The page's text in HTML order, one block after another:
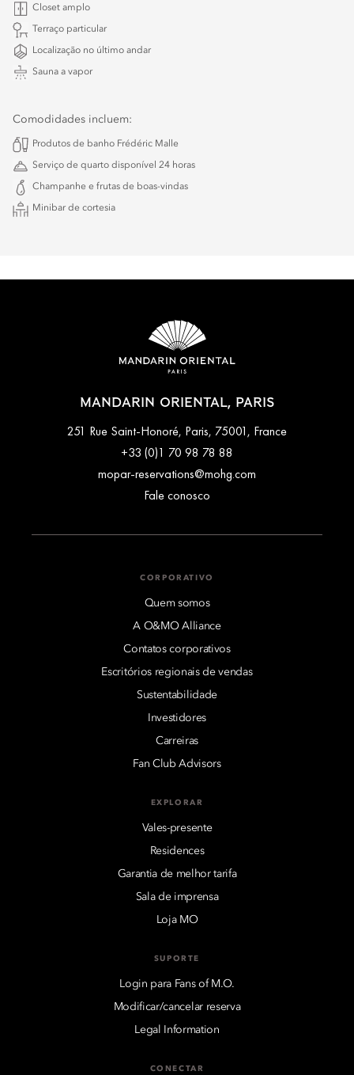
Closet amplo
Terraço particular
Localização no último andar
Sauna a vapor
Comodidades incluem:
Produtos de banho Frédéric Malle
Serviço de quarto disponível 24 horas
Champanhe e frutas de boas-vindas
Minibar de cortesia
MANDARIN ORIENTAL, PARIS
251 Rue Saint-Honoré, Paris, 75001, France
+33 (0)1 70 98 78 88
mopar-reservations@mohg.com
Fale conosco
CORPORATIVO
Quem somos
A O&MO Alliance
Contatos corporativos
Escritórios regionais de vendas
Sustentabilidade
Investidores
Carreiras
Fan Club Advisors
EXPLORAR
Vales-presente
Residences
Garantia de melhor tarifa
Sala de imprensa
Loja MO
SUPORTE
Login para Fans of M.O.
Modificar/cancelar reserva
Legal Information
CONECTAR